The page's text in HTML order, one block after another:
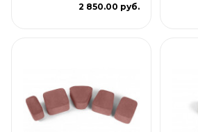
2 850.00 руб.